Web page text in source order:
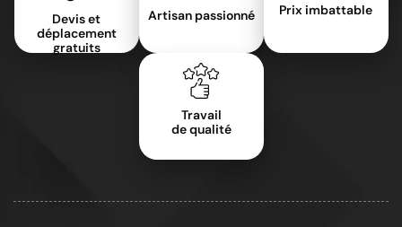
Devis et
déplacement
gratuits
Artisan passionné Prix imbattable
Travail
de qualité